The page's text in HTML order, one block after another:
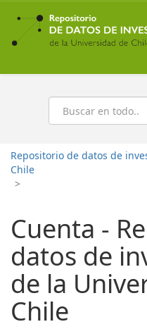
Ir
contenido
principal
Buscar
Repositorio de datos de
Chile
>
Cuenta -
datos de
de la
Chile